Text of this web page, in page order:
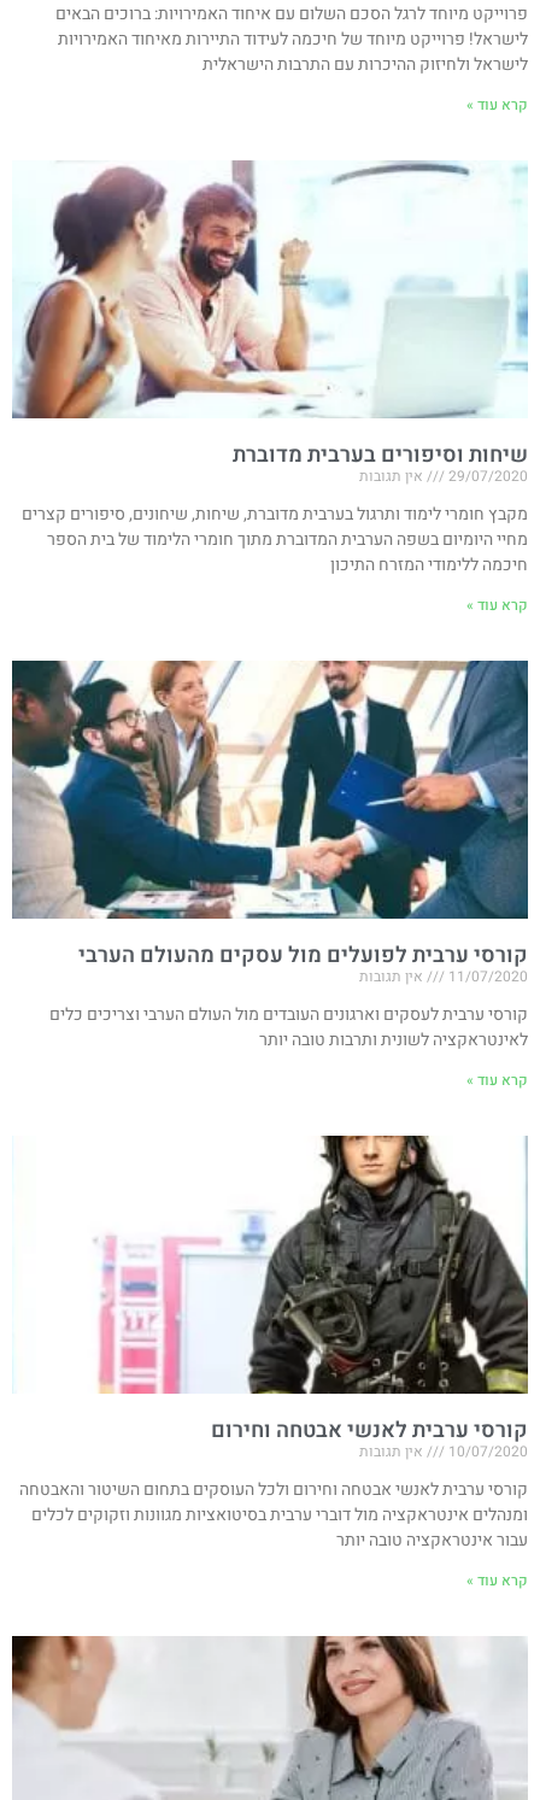
פרוייקט מיוחד לרגל הסכם השלום עם איחוד האמירויות​: ברוכים הבאים
לישראל! פרוייקט מיוחד של חיכמה לעידוד התיירות מאיחוד האמירויות
לישראל ולחיזוק ההיכרות עם התרבות הישראלית
קרא עוד »
שיחות וסיפורים בערבית מדוברת
29/07/2020 אין תגובות
מקבץ חומרי לימוד ותרגול בערבית מדוברת, שיחות, שיחונים, סיפורים קצרים
מחיי היומיום בשפה הערבית המדוברת מתוך חומרי הלימוד של בית הספר
חיכמה ללימודי המזרח התיכון
קרא עוד »
קורסי ערבית לפועלים מול עסקים מהעולם הערבי
11/07/2020 אין תגובות
קורסי ערבית לעסקים וארגונים העובדים מול העולם הערבי וצריכים כלים
לאינטראקציה לשונית ותרבות טובה יותר
קרא עוד »
קורסי ערבית לאנשי אבטחה וחירום
10/07/2020 אין תגובות
קורסי ערבית לאנשי אבטחה וחירום ולכל העוסקים בתחום השיטור והאבטחה
ומנהלים אינטראקציה מול דוברי ערבית בסיטואציות מגוונות וזקוקים לכלים
עבור אינטראקציה טובה יותר
קרא עוד »